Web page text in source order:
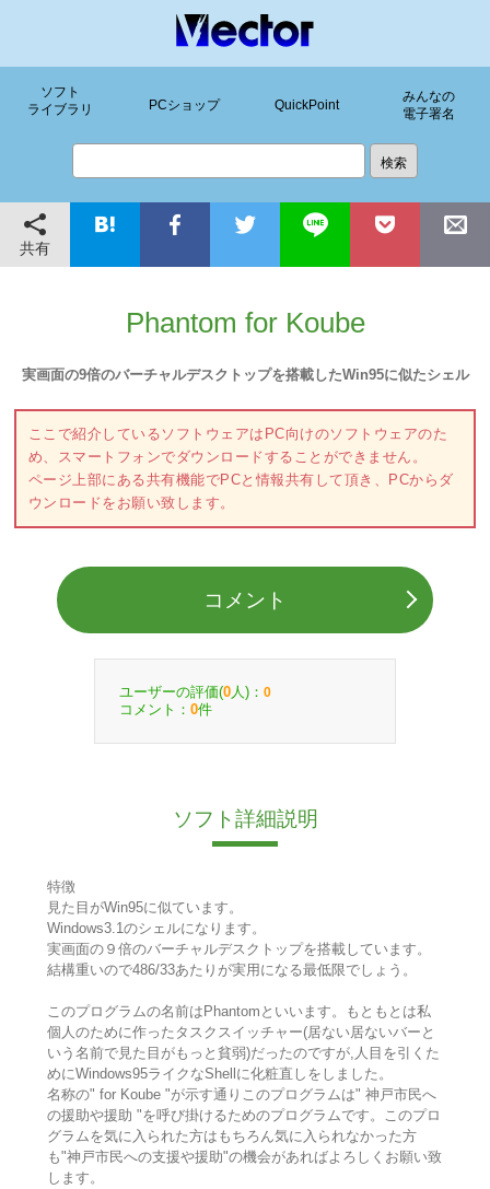
ソフト
ライブラリ
PCショップ QuickPoint
みんなの
電子署名
共有
Phantom for Koube
実画面の9倍のバーチャルデスクトップを搭載したWin95に似たシェル
ここで紹介しているソフトウェアはPC向けのソフトウェアのた
め、スマートフォンでダウンロードすることができません。
ページ上部にある共有機能でPCと情報共有して頂き、PCからダ
ウンロードをお願い致します。
コメント
ユーザーの評価(0 人)： 0
コメント： 0件
ソフト詳細説明
特徴
見た目がWin95に似ています。
Windows3.1のシェルになります。
実画面の９倍のバーチャルデスクトップを搭載しています。
結構重いので486/33あたりが実用になる最低限でしょう。
このプログラムの名前はPhantomといいます。もともとは私
個人のために作ったタスクスイッチャー(居ない居ないバーと
いう名前で見た目がもっと貧弱)だったのですが,人目を引くた
めにWindows95ライクなShellに化粧直しをしました。
名称の" for Koube "が示す通りこのプログラムは" 神戸市民へ
の援助や援助 "を呼び掛けるためのプログラムです。このプロ
グラムを気に入られた方はもちろん気に入られなかった方
も"神戸市民への支援や援助"の機会があればよろしくお願い致
します。